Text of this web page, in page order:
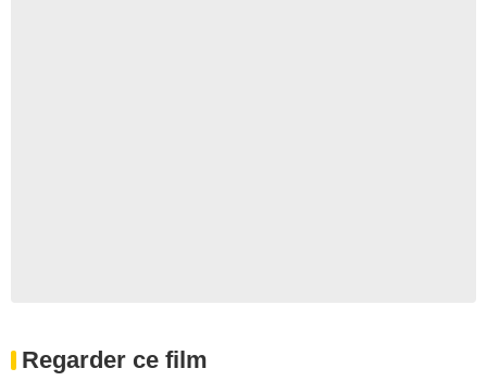
Regarder ce film